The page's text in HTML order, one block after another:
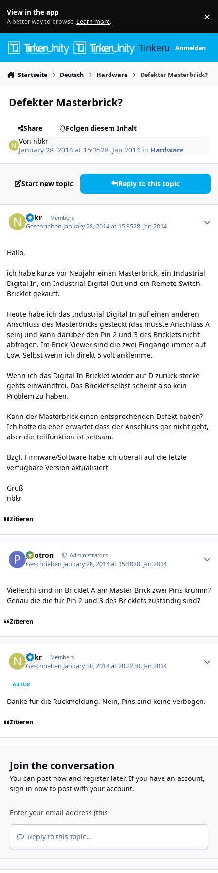
View in the app
A better way to browse. Learn more. ×
TinkerunityAnmelden
Startseite Deutsch Hardware Defekter Masterbrick?
Defekter Masterbrick?
Share
Folgen diesem Inhalt
Von nbkr
January 28, 2014 at 15:3528. Jan 2014 in Hardware
Start new topic Reply to this topic
nbkr Members
Geschrieben January 28, 2014 at 15:3528. Jan 2014
Hallo,
ich habe kurze vor Neujahr einen Masterbrick, ein Industrial
Digital In, ein Industrial Digital Out und ein Remote Switch
Bricklet gekauft.
Heute habe ich das Industrial Digital In auf einen anderen
Anschluss des Masterbricks gesteckt (das müsste Anschluss A
sein) und kann darüber den Pin 2 und 3 des Bricklets nicht
abfragen. Im Brick-Viewer sind die zwei Eingänge immer auf
Low. Selbst wenn ich direkt 5 volt anklemme.
Wenn ich das Digital In Bricklet wieder auf D zurück stecke
gehts einwandfrei. Das Bricklet selbst scheint also kein
Problem zu haben.
Kann der Masterbrick einen entsprechenden Defekt haben?
Ich hätte da eher erwartet dass der Anschluss gar nicht geht,
aber die Teilfunktion ist seltsam.
Bzgl. Firmware/Software habe ich überall auf die letzte
verfügbare Version aktualisiert.
Gruß
nbkr
Zitieren
photron Administrators
Geschrieben January 28, 2014 at 15:4028. Jan 2014
Vielleicht sind im Bricklet A am Master Brick zwei Pins krumm?
Genau die die für Pin 2 und 3 des Bricklets zuständig sind?
Zitieren
nbkr Members
Geschrieben January 30, 2014 at 20:2230. Jan 2014
AUTOR
Danke für die Rückmeldung. Nein, Pins sind keine verbogen.
Zitieren
Join the conversation
You can post now and register later. If you have an account,
sign in nowto post with your account.
Reply to this topic...